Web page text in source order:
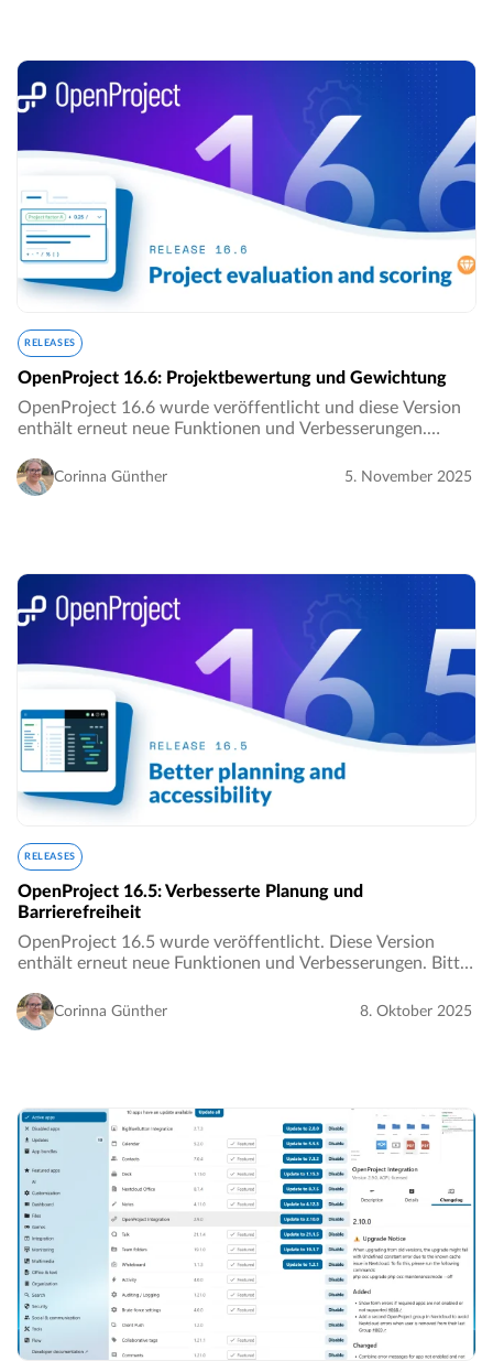
RELEASES
OpenProject 16.6: Projektbewertung und Gewichtung
OpenProject 16.6 wurde veröffentlicht und diese Version
enthält erneut neue Funktionen und Verbesserungen.
herauszufinden, was sich für Sie geändert hat. Wir fassen…
Corinna Günther 5. November 2025
RELEASES
OpenProject 16.5: Verbesserte Planung und
Barrierefreiheit
OpenProject 16.5 wurde veröffentlicht. Diese Version
enthält erneut neue Funktionen und Verbesserungen. Bitte
für Sie relevanten Änderungen zu informieren…
Corinna Günther 8. Oktober 2025